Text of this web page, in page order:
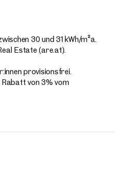
30 und 31 kWh/m²a.
Estate (are.at).
provisionsfrei.
von 3% vom
Ausführung.